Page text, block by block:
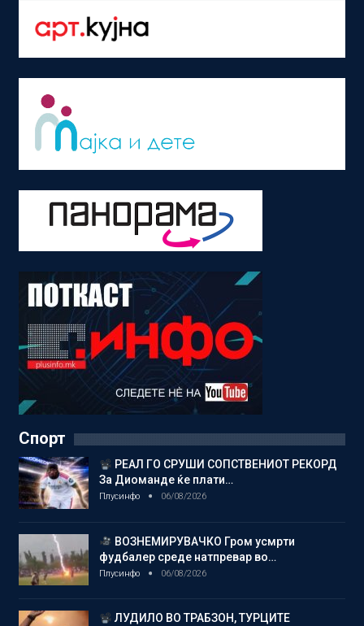
Спорт
РЕАЛ ГО СРУШИ СОПСТВЕНИОТ РЕКОРД
За Диоманде ќе плати…
Плусинфо 06/08/2026
ВОЗНЕМИРУВАЧКО Гром усмрти
фудбалер среде натпревар во…
Плусинфо 06/08/2026
ЛУДИЛО ВО ТРАБЗОН, ТУРЦИТЕ